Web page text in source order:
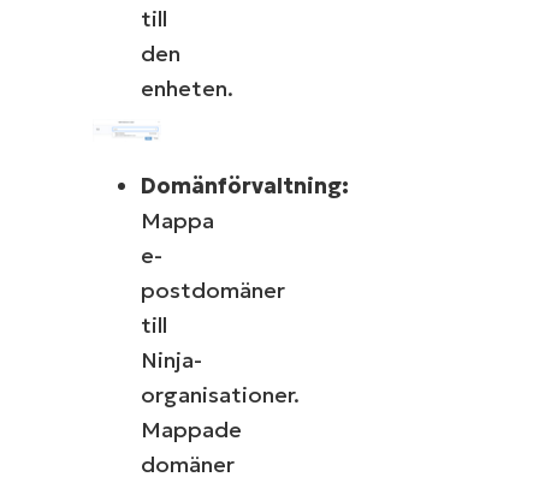
till
den
enheten.
Domänförvaltning:
Mappa
e-
postdomäner
till
Ninja-
organisationer.
Mappade
domäner